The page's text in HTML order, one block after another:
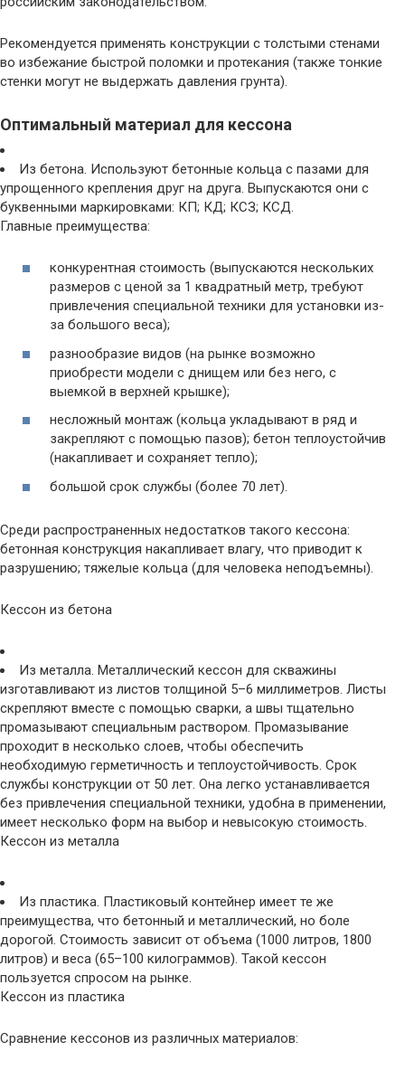
Рекомендуется применять конструкции с толстыми стенами
во избежание быстрой поломки и протекания (также тонкие
стенки могут не выдержать давления грунта).
Оптимальный материал для кессона
Из бетона. Используют бетонные кольца с пазами для
упрощенного крепления друг на друга. Выпускаются они с
буквенными маркировками: КП; КД; КСЗ; КСД.
Главные преимущества:
конкурентная стоимость (выпускаются нескольких
размеров с ценой за 1 квадратный метр, требуют
привлечения специальной техники для установки из-
за большого веса);
разнообразие видов (на рынке возможно
приобрести модели с днищем или без него, с
выемкой в верхней крышке);
несложный монтаж (кольца укладывают в ряд и
закрепляют с помощью пазов); бетон теплоустойчив
(накапливает и сохраняет тепло);
большой срок службы (более 70 лет).
Среди распространенных недостатков такого кессона:
бетонная конструкция накапливает влагу, что приводит к
разрушению; тяжелые кольца (для человека неподъемны).
Кессон из бетона
Из металла. Металлический кессон для скважины
изготавливают из листов толщиной 5–6 миллиметров. Листы
скрепляют вместе с помощью сварки, а швы тщательно
промазывают специальным раствором. Промазывание
проходит в несколько слоев, чтобы обеспечить
необходимую герметичность и теплоустойчивость. Срок
службы конструкции от 50 лет. Она легко устанавливается
без привлечения специальной техники, удобна в применении,
имеет несколько форм на выбор и невысокую стоимость.
Кессон из металла
Из пластика. Пластиковый контейнер имеет те же
преимущества, что бетонный и металлический, но боле
дорогой. Стоимость зависит от объема (1000 литров, 1800
литров) и веса (65–100 килограммов). Такой кессон
пользуется спросом на рынке.
Кессон из пластика
Сравнение кессонов из различных материалов: